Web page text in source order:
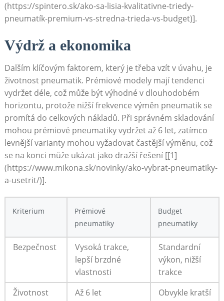
(https://spintero.sk/ako-sa-lisia-kvalitativne-triedy-
pneumatík-premium-vs-stredna-trieda-vs-budget)].
Výdrž a ⁣ekonomika
Dalším klíčovým faktorem, který⁣ je třeba vzít v úvahu, je
životnost pneumatik. Prémiové modely ⁤mají ‌tendenci
vydržet déle, což může ⁤být ​výhodné‌ v dlouhodobém
horizontu, protože nižší‌ frekvence výměn pneumatik se
⁣promítá​ do celkových nákladů. ⁤Při správném ⁢skladování
mohou prémiové⁣ pneumatiky vydržet až⁢ 6 let, zatímco‌
levnější varianty⁢ mohou vyžadovat častější⁤ výměnu, což
se⁢ na konci může ukázat jako dražší ​řešení [[1]
(https://www.mikona.sk/novinky/ako-vybrat-pneumatiky-
a-usetrit/)].
Kriterium
Prémiové
pneumatiky
Budget
⁢pneumatiky
Bezpečnost
Vysoká trakce,
⁤lepší brzdné
vlastnosti
Standardní
výkon, nižší
trakce
Životnost
Až 6 let Obvykle kratší